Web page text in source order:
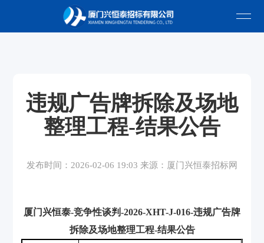
违规广告牌拆除及场地
整理工程-结果公告
发布时间：2026-02-06 19:03 来源：厦门兴恒泰招标网
厦门兴恒泰-竞争性谈判-2026-XHT-J-016-违规广告牌
拆除及场地整理工程-结果公告